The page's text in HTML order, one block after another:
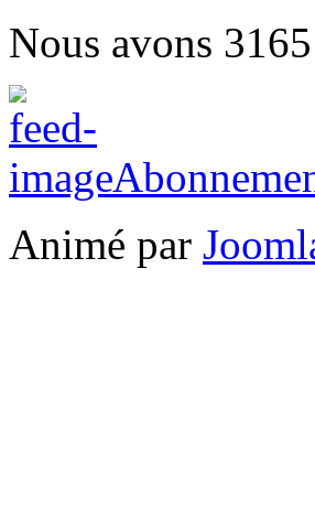
Nous avons
Animé par